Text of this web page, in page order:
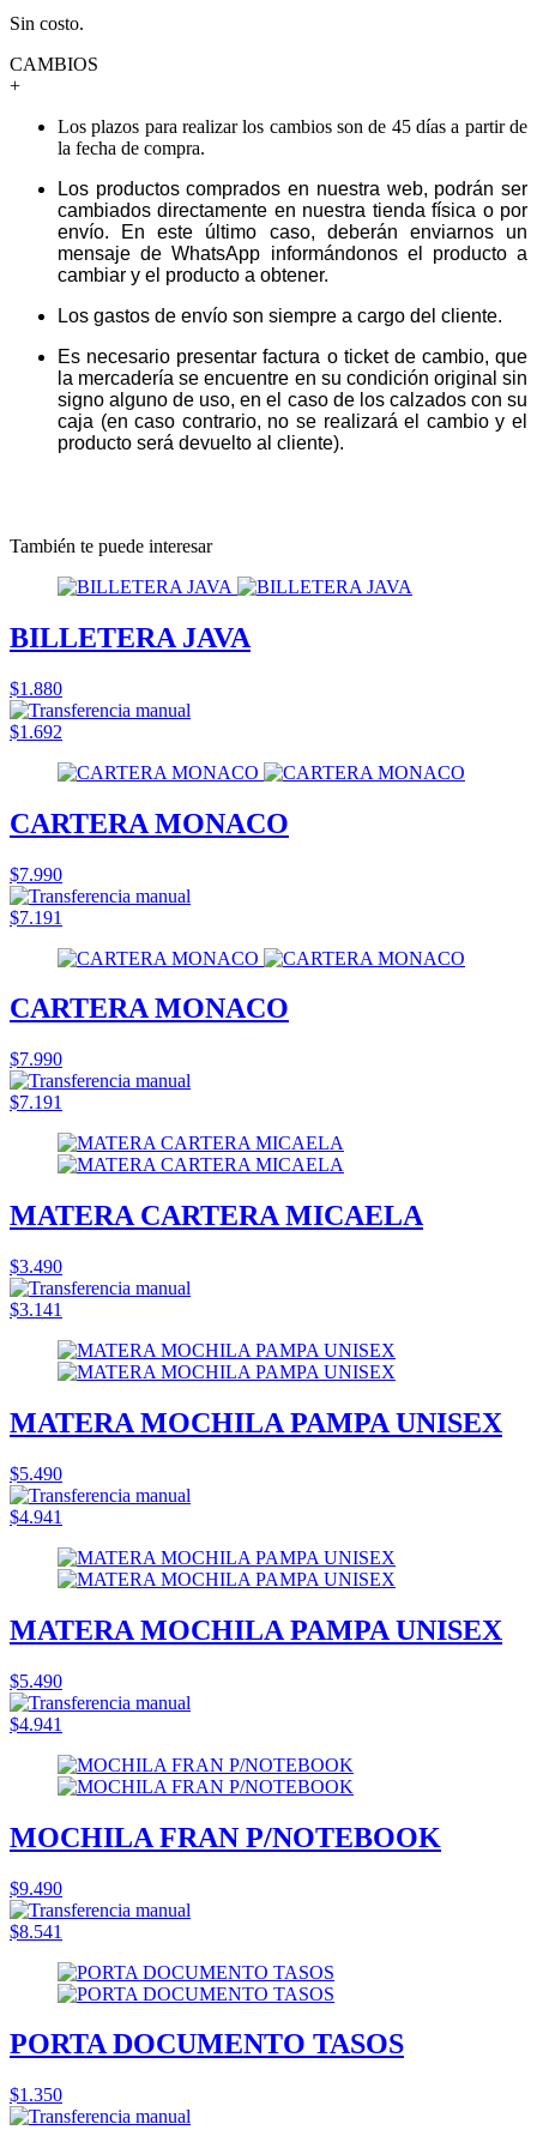
Sin costo.
CAMBIOS
+
Los plazos para realizar los cambios son de 45 días a partir de
la fecha de compra.
Los productos comprados en nuestra web, podrán ser
cambiados directamente en nuestra tienda física o por
envío. En este último caso, deberán enviarnos un
mensaje de WhatsApp informándonos el producto a
cambiar y el producto a obtener.
Los gastos de envío son siempre a cargo del cliente.
Es necesario presentar factura o ticket de cambio, que
la mercadería se encuentre en su condición original sin
signo alguno de uso, en el caso de los calzados con su
caja (en caso contrario, no se realizará el cambio y el
producto será devuelto al cliente).
También te puede interesar
BILLETERA JAVA
$1.880
$1.692
CARTERA MONACO
$7.990
$7.191
CARTERA MONACO
$7.990
$7.191
MATERA CARTERA MICAELA
$3.490
$3.141
MATERA MOCHILA PAMPA UNISEX
$5.490
$4.941
MATERA MOCHILA PAMPA UNISEX
$5.490
$4.941
MOCHILA FRAN P/NOTEBOOK
$9.490
$8.541
PORTA DOCUMENTO TASOS
$1.350